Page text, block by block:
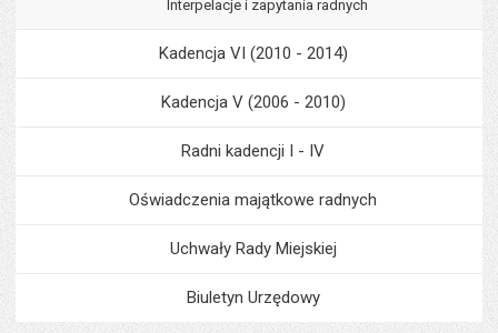
Interpelacje i zapytania radnych
Kadencja VI (2010 - 2014)
Kadencja V (2006 - 2010)
Radni kadencji I - IV
Oświadczenia majątkowe radnych
Uchwały Rady Miejskiej
Biuletyn Urzędowy